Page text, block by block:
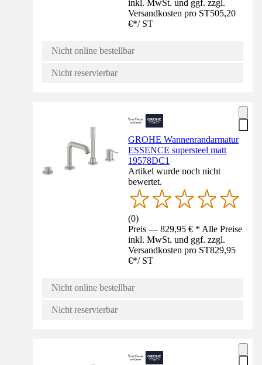
inkl. MwSt. und ggf. zzgl.
Versandkosten pro ST505,20
€*/ ST
Nicht online bestellbar
Nicht reservierbar
GROHE Wannenrandarmatur
ESSENCE supersteel matt
19578DC1
Artikel wurde noch nicht
bewertet.
(0)
Preis — 829,95 € * Alle Preise
inkl. MwSt. und ggf. zzgl.
Versandkosten pro ST829,95
€*/ ST
Nicht online bestellbar
Nicht reservierbar